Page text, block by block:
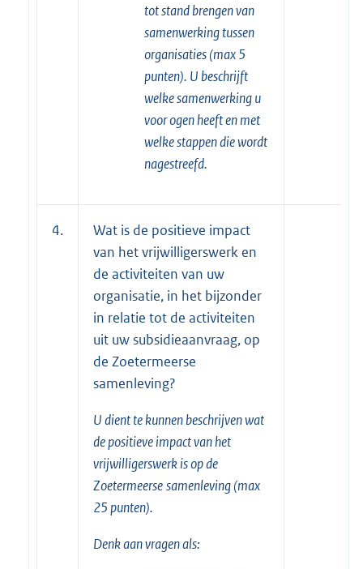
tot stand brengen van
samenwerking tussen
organisaties (max 5
punten). U beschrijft
welke samenwerking u
voor ogen heeft en met
welke stappen die wordt
nagestreefd.
4.
Wat is de positieve impact
van het vrijwilligerswerk en
de activiteiten van uw
organisatie, in het bijzonder
in relatie tot de activiteiten
uit uw subsidieaanvraag, op
de Zoetermeerse
samenleving?
U dient te kunnen beschrijven wat
de positieve impact van het
vrijwilligerswerk is op de
Zoetermeersesamenleving (max
25 punten).
Denk aan vragen als: